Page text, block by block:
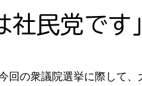
社民党で
回の衆議院選挙に際して